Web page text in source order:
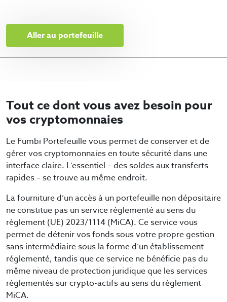
Aller au portefeuille
Tout ce dont vous avez besoin pour
vos cryptomonnaies
Le Fumbi Portefeuille vous permet de conserver et de
gérer vos cryptomonnaies en toute sécurité dans une
interface claire. L’essentiel – des soldes aux transferts
rapides – se trouve au même endroit.
La fourniture d’un accès à un portefeuille non dépositaire
ne constitue pas un service réglementé au sens du
règlement (UE) 2023/1114 (MiCA). Ce service vous
permet de détenir vos fonds sous votre propre gestion
sans intermédiaire sous la forme d’un établissement
réglementé, tandis que ce service ne bénéficie pas du
même niveau de protection juridique que les services
réglementés sur crypto-actifs au sens du règlement
MiCA.